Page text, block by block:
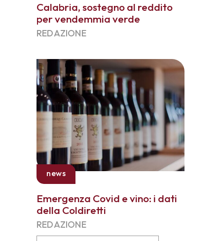
Calabria, sostegno al reddito
per vendemmia verde
REDAZIONE
news
Emergenza Covid e vino: i dati
della Coldiretti
REDAZIONE